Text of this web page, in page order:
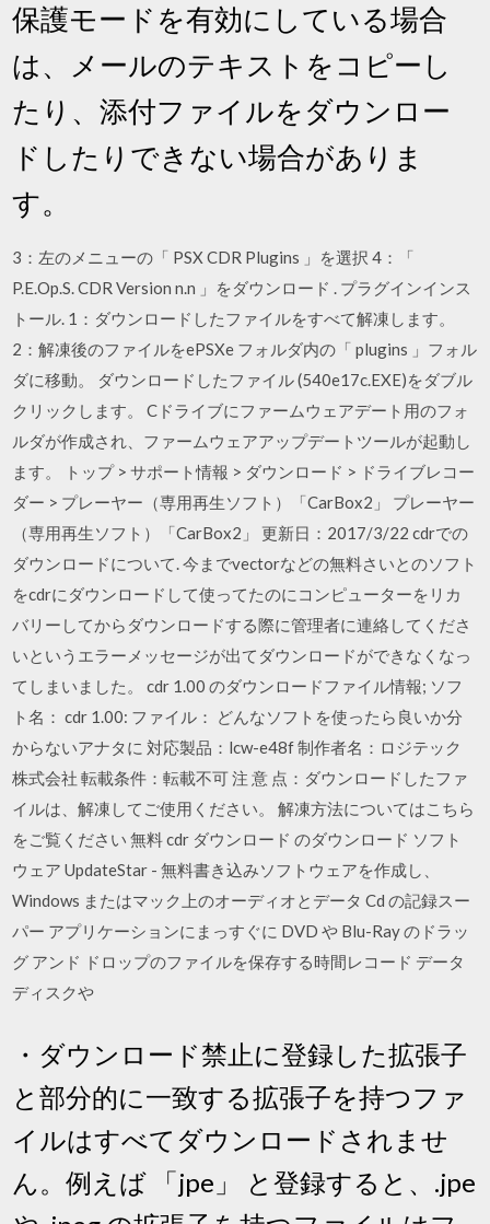
保護モードを有効にしている場合
は、メールのテキストをコピーし
たり、添付ファイルをダウンロー
ドしたりできない場合がありま
す。
3：左のメニューの「 PSX CDR Plugins 」を選択 4：「
P.E.Op.S. CDR Version n.n 」をダウンロード . プラグインインス
トール. 1：ダウンロードしたファイルをすべて解凍します。
2：解凍後のファイルをePSXe フォルダ内の「 plugins 」フォル
ダに移動。 ダウンロードしたファイル (540e17c.EXE)をダブル
クリックします。 Cドライブにファームウェアデート用のフォ
ルダが作成され、ファームウェアアップデートツールが起動し
ます。 トップ > サポート情報 > ダウンロード > ドライブレコー
ダー > プレーヤー（専用再生ソフト）「CarBox2」 プレーヤー
（専用再生ソフト）「CarBox2」 更新日：2017/3/22 cdrでの
ダウンロードについて. 今までvectorなどの無料さいとのソフト
をcdrにダウンロードして使ってたのにコンピューターをリカ
バリーしてからダウンロードする際に管理者に連絡してくださ
いというエラーメッセージが出てダウンロードができなくなっ
てしまいました。 cdr 1.00 のダウンロードファイル情報; ソフ
ト名： cdr 1.00: ファイル： どんなソフトを使ったら良いか分
からないアナタに 対応製品：lcw-e48f 制作者名：ロジテック
株式会社 転載条件：転載不可 注 意 点：ダウンロードしたファ
イルは、解凍してご使用ください。 解凍方法についてはこちら
をご覧ください 無料 cdr ダウンロード のダウンロード ソフト
ウェア UpdateStar - 無料書き込みソフトウェアを作成し、
Windows またはマック上のオーディオとデータ Cd の記録スー
パー アプリケーションにまっすぐに DVD や Blu-Ray のドラッ
グ アンド ドロップのファイルを保存する時間レコード データ
ディスクや
・ダウンロード禁止に登録した拡張子
と部分的に一致する拡張子を持つファ
イルはすべてダウンロードされませ
ん。例えば 「jpe」 と登録すると、.jpe